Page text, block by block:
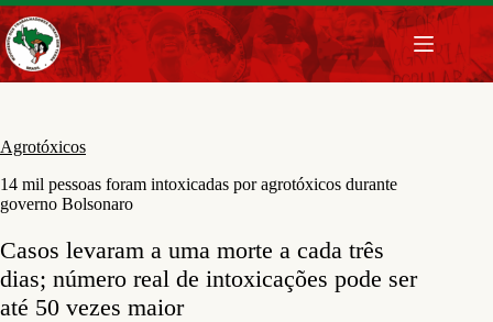
Pular
para
o
conteúdo
Agrotóxicos
14 mil pessoas foram intoxicadas por agrotóxicos durante
governo Bolsonaro
Casos levaram a uma morte a cada três
dias; número real de intoxicações pode ser
até 50 vezes maior